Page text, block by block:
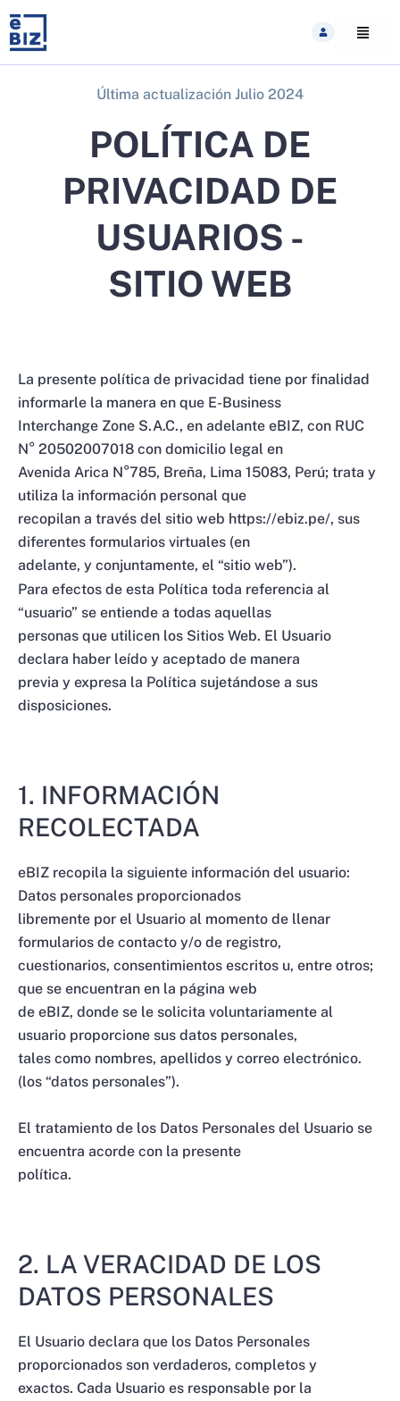
content
Última actualización Julio 2024
POLÍTICA DE
PRIVACIDAD DE
USUARIOS -
SITIO WEB
La presente política de privacidad tiene por finalidad
informarle la manera en que E-Business
Interchange Zone S.A.C., en adelante eBIZ, con RUC
N° 20502007018 con domicilio legal en
Avenida Arica N°785, Breña, Lima 15083, Perú; trata y
utiliza la información personal que
recopilan a través del sitio web https://ebiz.pe/, sus
diferentes formularios virtuales (en
adelante, y conjuntamente, el “sitio web”).
Para efectos de esta Política toda referencia al
“usuario” se entiende a todas aquellas
personas que utilicen los Sitios Web. El Usuario
declara haber leído y aceptado de manera
previa y expresa la Política sujetándose a sus
disposiciones.
1. INFORMACIÓN
RECOLECTADA
eBIZ recopila la siguiente información del usuario:
Datos personales proporcionados
libremente por el Usuario al momento de llenar
formularios de contacto y/o de registro,
cuestionarios, consentimientos escritos u, entre otros;
que se encuentran en la página web
de eBIZ, donde se le solicita voluntariamente al
usuario proporcione sus datos personales,
tales como nombres, apellidos y correo electrónico.
(los “datos personales”).
El tratamiento de los Datos Personales del Usuario se
encuentra acorde con la presente
política.
2. LA VERACIDAD DE LOS
DATOS PERSONALES
El Usuario declara que los Datos Personales
proporcionados son verdaderos, completos y
exactos. Cada Usuario es responsable por la